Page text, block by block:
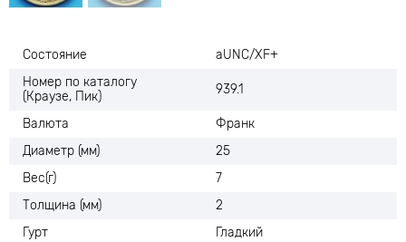
Состояние
aUNC/XF+
Номер по каталогу
(Краузе, Пик)
939.1
Валюта
Франк
Диаметр (мм)
25
Вес(г)
7
Толщина (мм)
2
Гурт
Гладкий